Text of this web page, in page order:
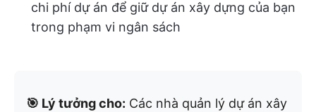
chi phí dự án để giữ dự án xây dựng của bạn
trong phạm vi ngân sách
🎯 Lý tưởng cho: Các nhà quản lý dự án xây